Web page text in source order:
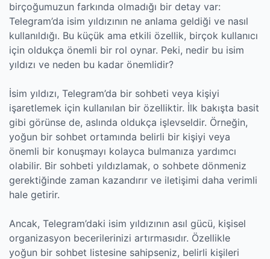
birçoğumuzun farkında olmadığı bir detay var:
Telegram’da isim yıldızının ne anlama geldiği ve nasıl
kullanıldığı. Bu küçük ama etkili özellik, birçok kullanıcı
için oldukça önemli bir rol oynar. Peki, nedir bu isim
yıldızı ve neden bu kadar önemlidir?
İsim yıldızı, Telegram’da bir sohbeti veya kişiyi
işaretlemek için kullanılan bir özelliktir. İlk bakışta basit
gibi görünse de, aslında oldukça işlevseldir. Örneğin,
yoğun bir sohbet ortamında belirli bir kişiyi veya
önemli bir konuşmayı kolayca bulmanıza yardımcı
olabilir. Bir sohbeti yıldızlamak, o sohbete dönmeniz
gerektiğinde zaman kazandırır ve iletişimi daha verimli
hale getirir.
Ancak, Telegram’daki isim yıldızının asıl gücü, kişisel
organizasyon becerilerinizi artırmasıdır. Özellikle
yoğun bir sohbet listesine sahipseniz, belirli kişileri